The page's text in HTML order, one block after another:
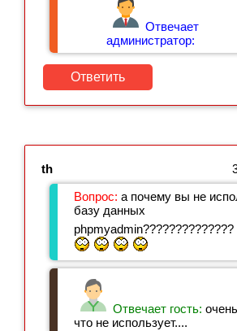
Отвечает
администратор:
Ответить
th
Вопрос: а почему вы не
базу данных
phpmyadmin??????????????
Отвечает гость:
что не использует....